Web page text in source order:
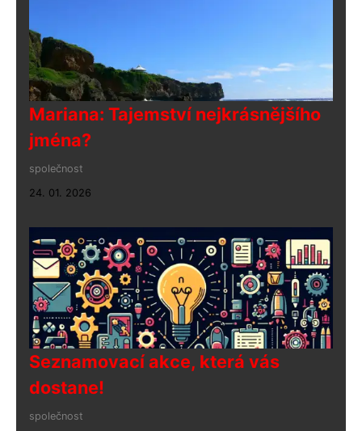
Mariana: Tajemství nejkrásnějšího
jména?
společnost
24. 01. 2026
Seznamovací akce, která vás
dostane!
společnost